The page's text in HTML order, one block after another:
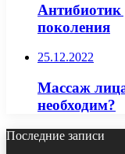
поколения
25.12.2022
Массаж
необходим?
Последние записи